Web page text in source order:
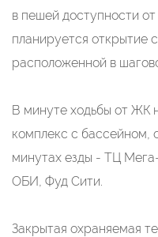
в пешей доступности
планируется открытие
расположенной в
В минуте ходьбы от ЖК
комплекс с бассейном,
минутах езды - ТЦ
ОБИ, Фуд Сити.
Закрытая охраняемая